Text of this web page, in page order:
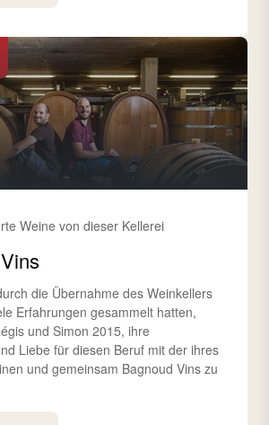
Weine von dieser Kellerei
die Übernahme des Weinkellers
Erfahrungen gesammelt hatten,
und Simon 2015, ihre
Liebe für diesen Beruf mit der ihres
und gemeinsam Bagnoud Vins zu